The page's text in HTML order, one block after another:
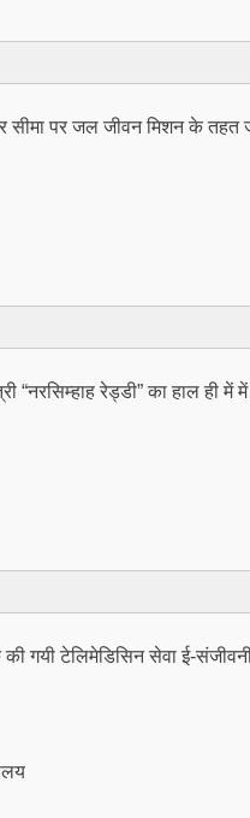
सीमा पर जल जीवन मिशन के
रेड्डी” का हाल ही में
गयी टेलिमेडिसिन सेवा ई-